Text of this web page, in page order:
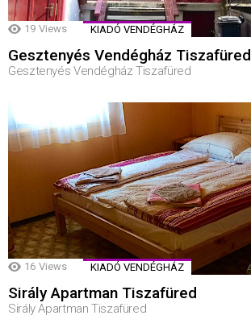
19 Views KIADÓ VENDÉGHÁZ
Gesztenyés Vendégház Tiszafüred
Gesztenyés Vendégház Tiszafüred
16 Views KIADÓ VENDÉGHÁZ
Sirály Apartman Tiszafüred
Sirály Apartman Tiszafüred